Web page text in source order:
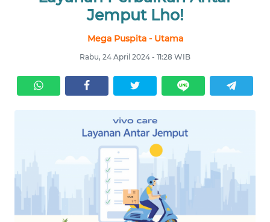
Jemput Lho!
Mega Puspita - Utama
Rabu, 24 April 2024 - 11:28 WIB
SERBA-
SERBI
BERITA